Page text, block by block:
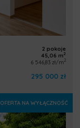
2 pokoje
45,06 m2
6 546,83 zł/m2
295 000 zł
OFERTA NA WYŁĄCZNOŚĆ